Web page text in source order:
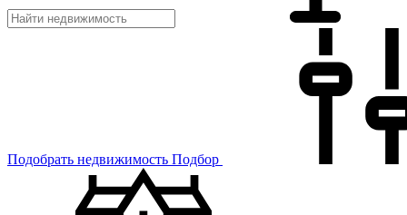
Подобрать недвижимость Подбор